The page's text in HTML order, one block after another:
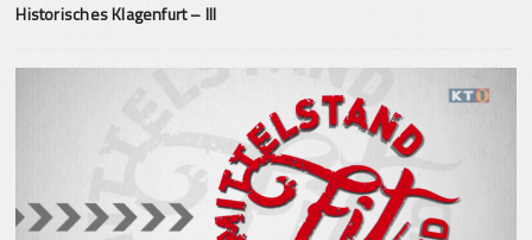
Historisches Klagenfurt – III